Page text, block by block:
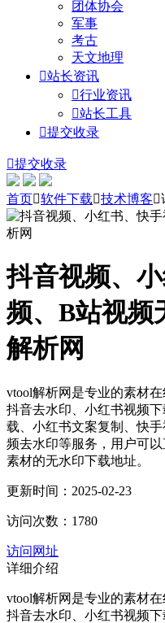
团体协会
军事
考古
天文地理
站长资讯
行业资讯
站长工具
提交收录
提交收录
首页软件下载技术博客
抖音视频、
频、B站视频
解析网
vtool解析网是专业的素材
抖音去水印、小红书视频
载、小红书文案复制、快
频去水印等服务，用户可
素材的无水印下载地址。
更新时间：2025-02-23
访问次数：1780
访问网址
详细介绍
vtool解析网是专业的素材
抖音去水印、小红书视频